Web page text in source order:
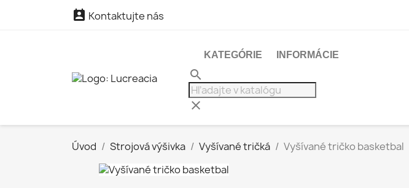
 Kontaktujte nás
KATEGÓRIE INFORMÁCIE
search
clear
Úvod Strojová výšivka Vyšívané tričká Vyšívané tričko basketbal